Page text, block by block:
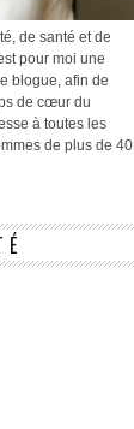
de santé et de
pour moi une
blogue, afin de
de cœur du
à toutes les
de plus de 40